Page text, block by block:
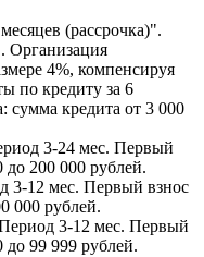
(рассрочка)".
Организация
4%, компенсируя
по кредиту за 6
сумма кредита от 3 000
3-24 мес. Первый
до 200 000 рублей.
3-12 мес. Первый взнос
000 рублей.
3-12 мес. Первый
до 99 999 рублей.